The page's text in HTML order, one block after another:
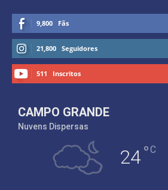
9,800 Fãs
21,800 Seguidores
511 Inscritos
CAMPO GRANDE
Nuvens Dispersas
24°C